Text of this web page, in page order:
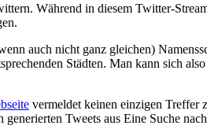
Während in diesem Twitter-
auch nicht ganz gleichen)
Städten. Man kann sich also
vermeldet keinen einzigen Treffer
Tweets aus Eine Suche